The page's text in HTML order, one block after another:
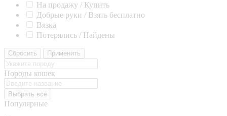
На продажу / Купить
Добрые руки / Взять бесплатно
Вязка
Потерялись / Найдены
Сбросить Применить
Породы кошек
Выбрать все
Популярные